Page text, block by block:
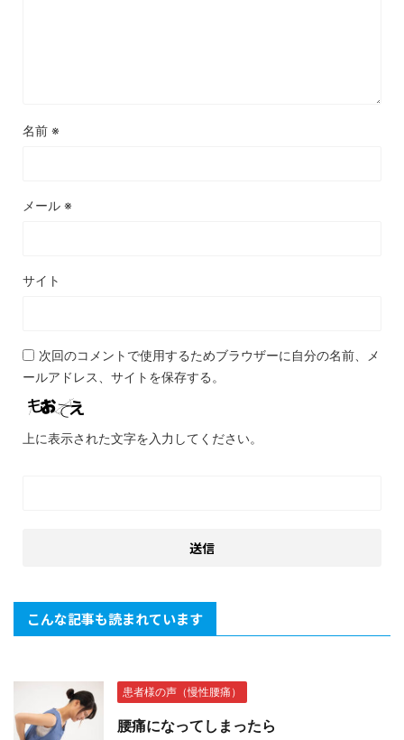
名前 ※
メール ※
サイト
次回のコメントで使用するためブラウザーに自分の名前、メ
ールアドレス、サイトを保存する。
上に表示された文字を入力してください。
こんな記事も読まれています
患者様の声（慢性腰痛）
腰痛になってしまったら